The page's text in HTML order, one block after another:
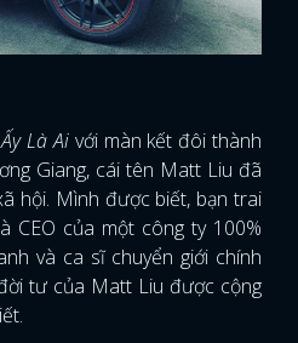
Là Ai với màn kết đôi thành
Giang, cái tên Matt Liu đã
hội. Mình được biết, bạn trai
CEO của một công ty 100%
và ca sĩ chuyển giới chính
tư của Matt Liu được cộng